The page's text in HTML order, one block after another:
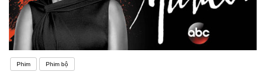
Phim Phim bộ